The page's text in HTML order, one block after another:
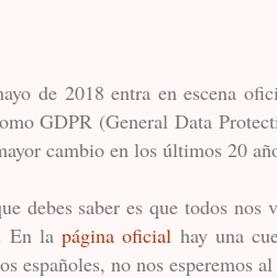
de 2018 entra en escena
GDPR (General Data
cambio en los últimos 20
debes saber es que todos
En lapágina oficial hay una
españoles, no nos esperemos